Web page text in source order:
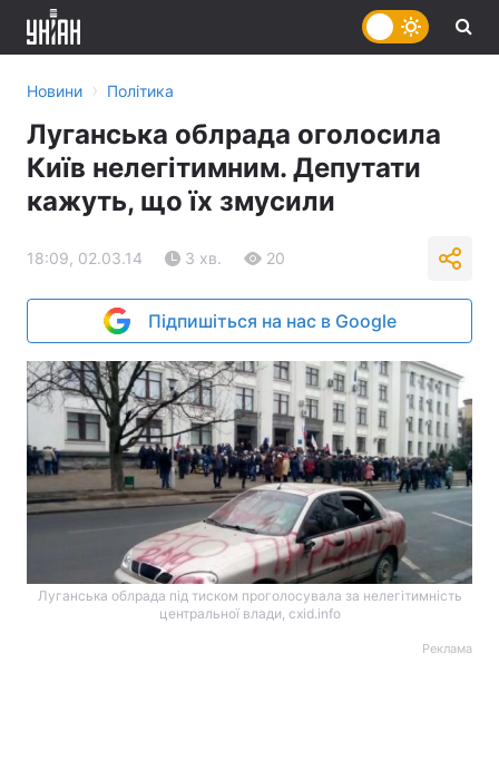
Новини › Політика
Луганська облрада оголосила
Київ нелегітимним. Депутати
кажуть, що їх змусили
18:09, 02.03.14 3 хв. 20
Підпишіться на нас в Google
Луганська облрада під тиском проголосувала за нелегітимність
центральної влади, cxid.info
Реклама